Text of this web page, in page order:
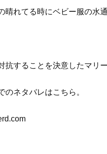
晴れてる時にベビー服の水
抗することを決意したマリ
のネタバレはこちら。